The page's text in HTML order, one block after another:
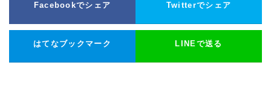
Facebookでシェア Twitterでシェア
はてなブックマーク LINEで送る